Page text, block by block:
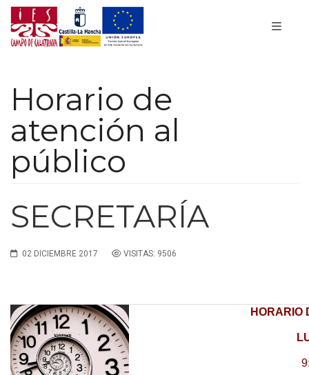
Horario de
atención al
público
SECRETARÍA
02 DICIEMBRE 2017 VISITAS: 9506
HORARIO